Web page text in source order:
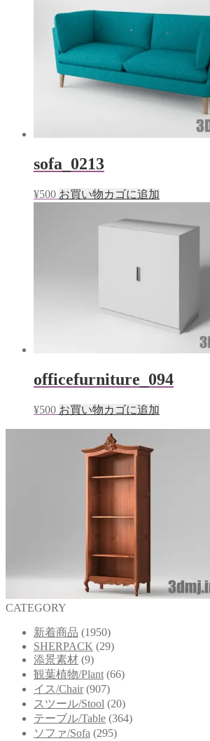
sofa_0213
¥500 お買い物カゴに追加
officefurniture_094
¥500 お買い物カゴに追加
CATEGORY
新着商品 (1950)
SHERPACK (29)
添景素材 (9)
観葉植物/Plant (66)
イス/Chair (907)
スツール/Stool (20)
テーブル/Table (364)
ソファ/Sofa (295)